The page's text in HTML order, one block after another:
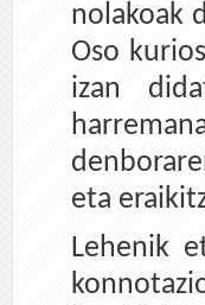
nolakoak
Oso
izan
eta
Lehenik